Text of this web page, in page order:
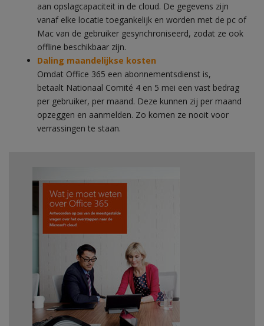
aan opslagcapaciteit in de cloud. De gegevens zijn
vanaf elke locatie toegankelijk en worden met de pc of
Mac van de gebruiker gesynchroniseerd, zodat ze ook
offline beschikbaar zijn.
Daling maandelijkse kosten
Omdat Office 365 een abonnementsdienst is,
betaalt Nationaal Comité 4 en 5 mei een vast bedrag
per gebruiker, per maand. Deze kunnen zij per maand
opzeggen en aanmelden. Zo komen ze nooit voor
verrassingen te staan.